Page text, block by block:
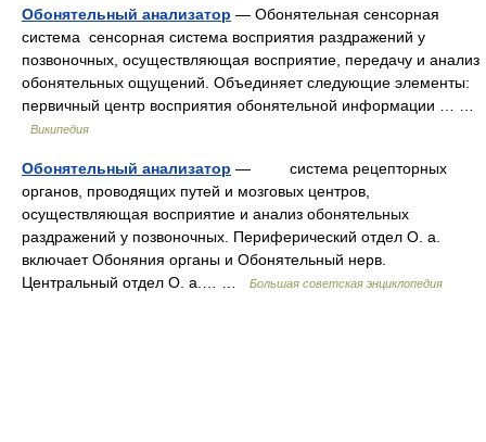
Обонятельный анализатор — Обонятельная сенсорная
система сенсорная система восприятия раздражений у
позвоночных, осуществляющая восприятие, передачу и анализ
обонятельных ощущений. Объединяет следующие элементы:
первичный центр восприятия обонятельной информации … …
Википедия
Обонятельный анализатор — система рецепторных
органов, проводящих путей и мозговых центров,
осуществляющая восприятие и анализ обонятельных
раздражений у позвоночных. Периферический отдел О. а.
включает Обоняния органы и Обонятельный нерв.
Центральный отдел О. а.… …
Большая советская энциклопедия